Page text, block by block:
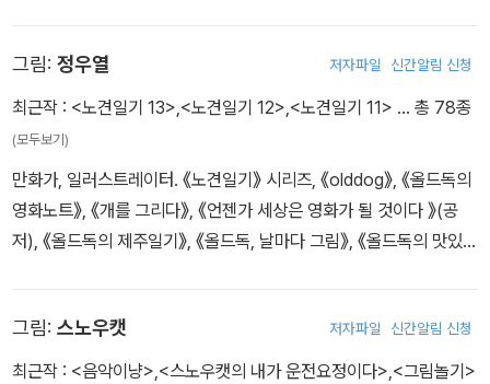
그림책 다락방 도서관을 열어 일요일마다 개방하고, 도서관에 오는
아이들이 맘껏 뛰어놀 수 있도록 ‘채인선의 이야기 정원’을 아름답게
가꾸고 있습니다.
그림: 정우열 저자파일 신간알림 신청
최근작 : <노견일기 13>,<노견일기 12>,<노견일기 11> … 총 78종
(모두보기)
만화가, 일러스트레이터. 《노견일기》 시리즈, 《olddog》, 《올드독의
영화노트》, 《개를 그리다》, 《언젠가 세상은 영화가 될 것이다 》(공
저), 《올드독의 제주일기》, 《올드독, 날마다 그림》, 《올드독의 맛있는
그램 @olddog
그림: 스노우캣 저자파일 신간알림 신청
최근작 : <음악이냥>,<스노우캣의 내가 운전요정이다>,<그림놀기>